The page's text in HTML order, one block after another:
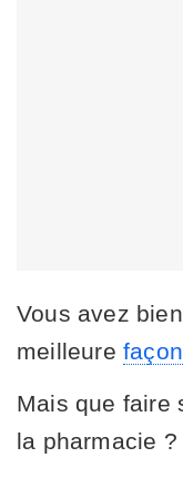
Vous avez
meilleure
Mais que faire
la pharmacie ?